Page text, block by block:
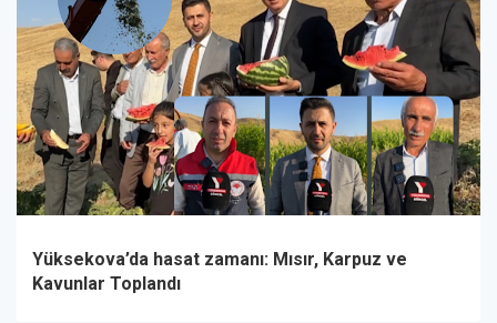
Yüksekova’da hasat zamanı: Mısır, Karpuz ve
Kavunlar Toplandı